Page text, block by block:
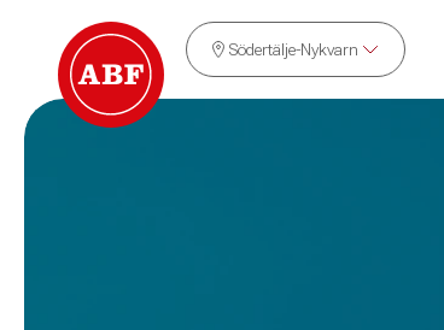
Södertälje-Nykvarn